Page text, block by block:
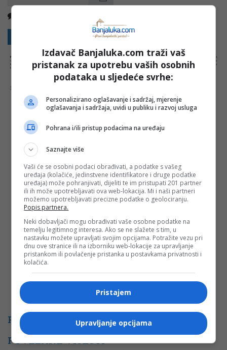
Kopirati
Prikaži komentare
NAPOMENA:
Komentari odražavaju stavove njihovih autora, a ne nužno i stavove internet portala Banjaluka.com. Molimo korisnike da se suzdrže od
vrijeđanja, psovanja i vulgarnog izražavanja. Portal Banjaluka.com zadržava pravo da obriše komentar bez najave i objašnjenja. Zbog velikog broja
komentara Banjaluka.com nije dužan obrisati sve komentare koji krše pravila. Kao čitalac takođe prihvatate mogućnost da među komentarima mogu
biti pronađeni sadržaji koji mogu biti u suprotnosti sa vašim vjerskim, moralnim i drugim načelima i uvjerenjima.
Šta mislite o ovoj temi?
Vaša e-mail adresa neće biti objavljena. Sva polja su
obavezna!
Ime*
Email*
Komentar
PROMO
POVEZANE VIJESTI
Izdavač Banjaluka.com traži vaš
pristanak za upotrebu vaših osobnih
podataka u sljedeće svrhe:
Personalizirano oglašavanje i sadržaj, mjerenje
oglašavanja i sadržaja, uvidi u publiku i razvoj usluga
Pohrana i/ili pristup podacima na uređaju
Saznajte više
Vaši će se osobni podaci obrađivati, a podatke s vašeg
uređaja (kolačiće, jedinstvene identifikatore i druge podatke
uređaja) može pohranjivati, dijeliti te im pristupati 201 partner
ili ih može upotrebljavati ova web-lokacija. Mi i naši partneri
možemo upotrebljavati precizne podatke o geolociranju.
Popis partnera.
Neki dobavljači mogu obrađivati vaše osobne podatke na
temelju legitimnog interesa. Ako se ne slažete s tim, u
nastavku možete upravljati svojim opcijama. Potražite vezu pri
dnu ove stranice ili na izborniku web-lokacije za upravljanje
pristankom ili povlačenje pristanka u postavkama privatnosti i
kolačića.
Pristajem
Upravljanje opcijama